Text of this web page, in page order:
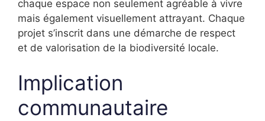
chaque espace non seulement agréable à vivre
mais également visuellement attrayant. Chaque
projet s’inscrit dans une démarche de respect
et de valorisation de la biodiversité locale.
Implication
communautaire